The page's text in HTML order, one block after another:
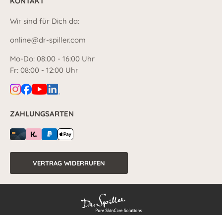
Wir sind für Dich da:
online@dr-spiller.com
Mo-Do: 08:00 - 16:00 Uhr
Fr: 08:00 - 12:00 Uhr
ZAHLUNGSARTEN
VERTRAG WIDERRUFEN